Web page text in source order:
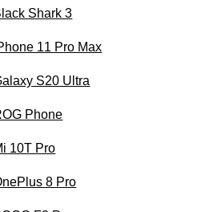
Shark 3
11 Pro Max
S20 Ultra
Phone
10T Pro
8 Pro